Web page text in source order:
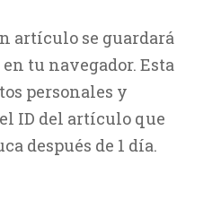
artículo se guardará
tu navegador. Esta
personales y
ID del artículo que
después de 1 día.